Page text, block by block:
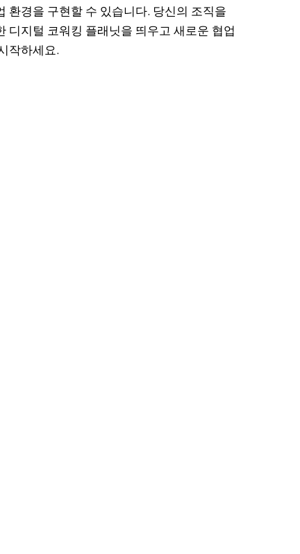
환경을 구현할 수 있습니다. 당신의 조직을
디지털 코워킹 플래닛을 띄우고 새로운 협업
작하세요.